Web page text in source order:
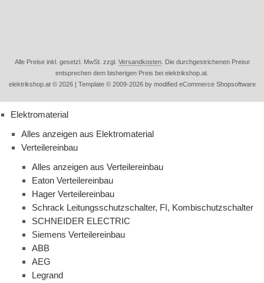
Alle Preise inkl. gesetzl. MwSt. zzgl. Versandkosten. Die durchgestrichenen Preise
entsprechen dem bisherigen Preis bei elektrikshop.at.
elektrikshop.at © 2026 | Template © 2009-2026 by modified eCommerce Shopsoftware
Elektromaterial
Alles anzeigen aus Elektromaterial
Verteilereinbau
Alles anzeigen aus Verteilereinbau
Eaton Verteilereinbau
Hager Verteilereinbau
Schrack Leitungsschutzschalter, FI, Kombischutzschalter
SCHNEIDER ELECTRIC
Siemens Verteilereinbau
ABB
AEG
Legrand